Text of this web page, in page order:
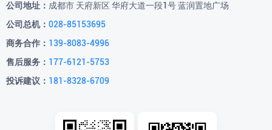
公司地址： 成都市 天府新区 华府大道一段1号 蓝润置地广场
公司总机： 028-85153695
商务合作： 139-8083-4996
售后服务： 177-6121-5753
投诉建议： 181-8328-6709